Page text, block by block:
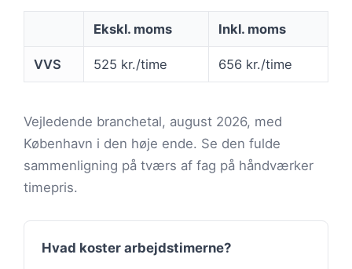
Ekskl. moms Inkl. moms
VVS 525 kr./time 656 kr./time
Vejledende branchetal, august 2026, med
København i den høje ende. Se den fulde
sammenligning på tværs af fag på håndværker
timepris.
Hvad koster arbejdstimerne?